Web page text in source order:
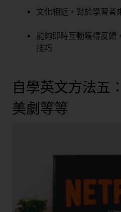
文化相近，對於學習者
能夠即時互動獲得反饋
技巧
自學英文方法五
美劇等等